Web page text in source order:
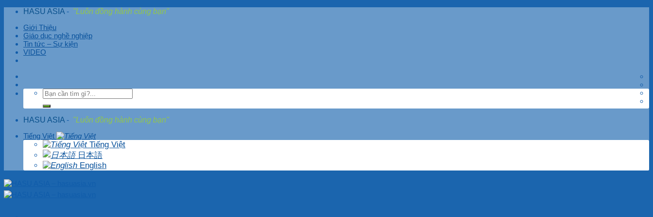
Skip
content
HASU ASIA - "Luôn đồng hành cùng bạn"
Giới Thiệu
Giáo dục nghề nghiệp
Tin tức – Sự kiện
VIDEO
HASU ASIA - "Luôn đồng hành cùng bạn"
Tiếng Việt
Tiếng Việt
日本語
English